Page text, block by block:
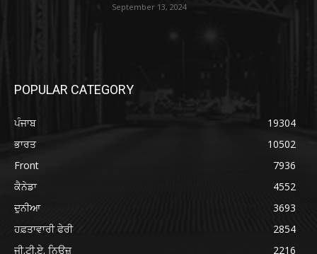
September 13, 2024
POPULAR CATEGORY
ਪੰਜਾਬ
19304
ਭਾਰਤ
10502
Front
7936
ਕੈਨੇਡਾ
4552
ਦੁਨੀਆ
3693
ਹਫ਼ਤਾਵਾਰੀ ਫੇਰੀ
2854
ਜੀ.ਟੀ.ਏ. ਨਿਊਜ਼
2216